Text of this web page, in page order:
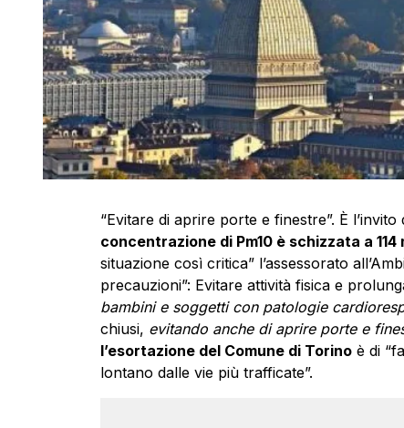
“Evitare di aprire porte e finestre”. È l’invito
concentrazione di Pm10 è schizzata a 114
situazione così critica” l’assessorato
precauzioni”: Evitare attività fisica e
bambini e soggetti con patologie
chiusi, evitando anche di aprire porte e
l’esortazione del Comune di Torinoè di
lontano dalle vie più trafficate”.